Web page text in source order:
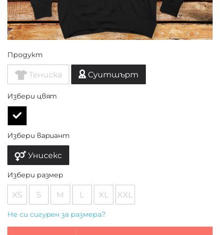
Продукт
Тениска Суитшърт
Избери цвят
Избери вариант
Унисекс
Избери размер
XS S M L XL XXL
Не си сигурен за размера?